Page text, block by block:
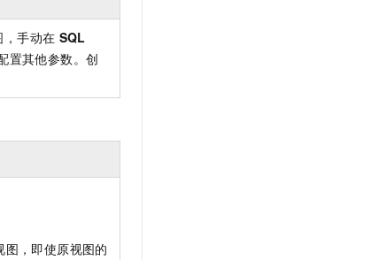
，手动在 SQL
置其他参数。创
图，即使原视图的